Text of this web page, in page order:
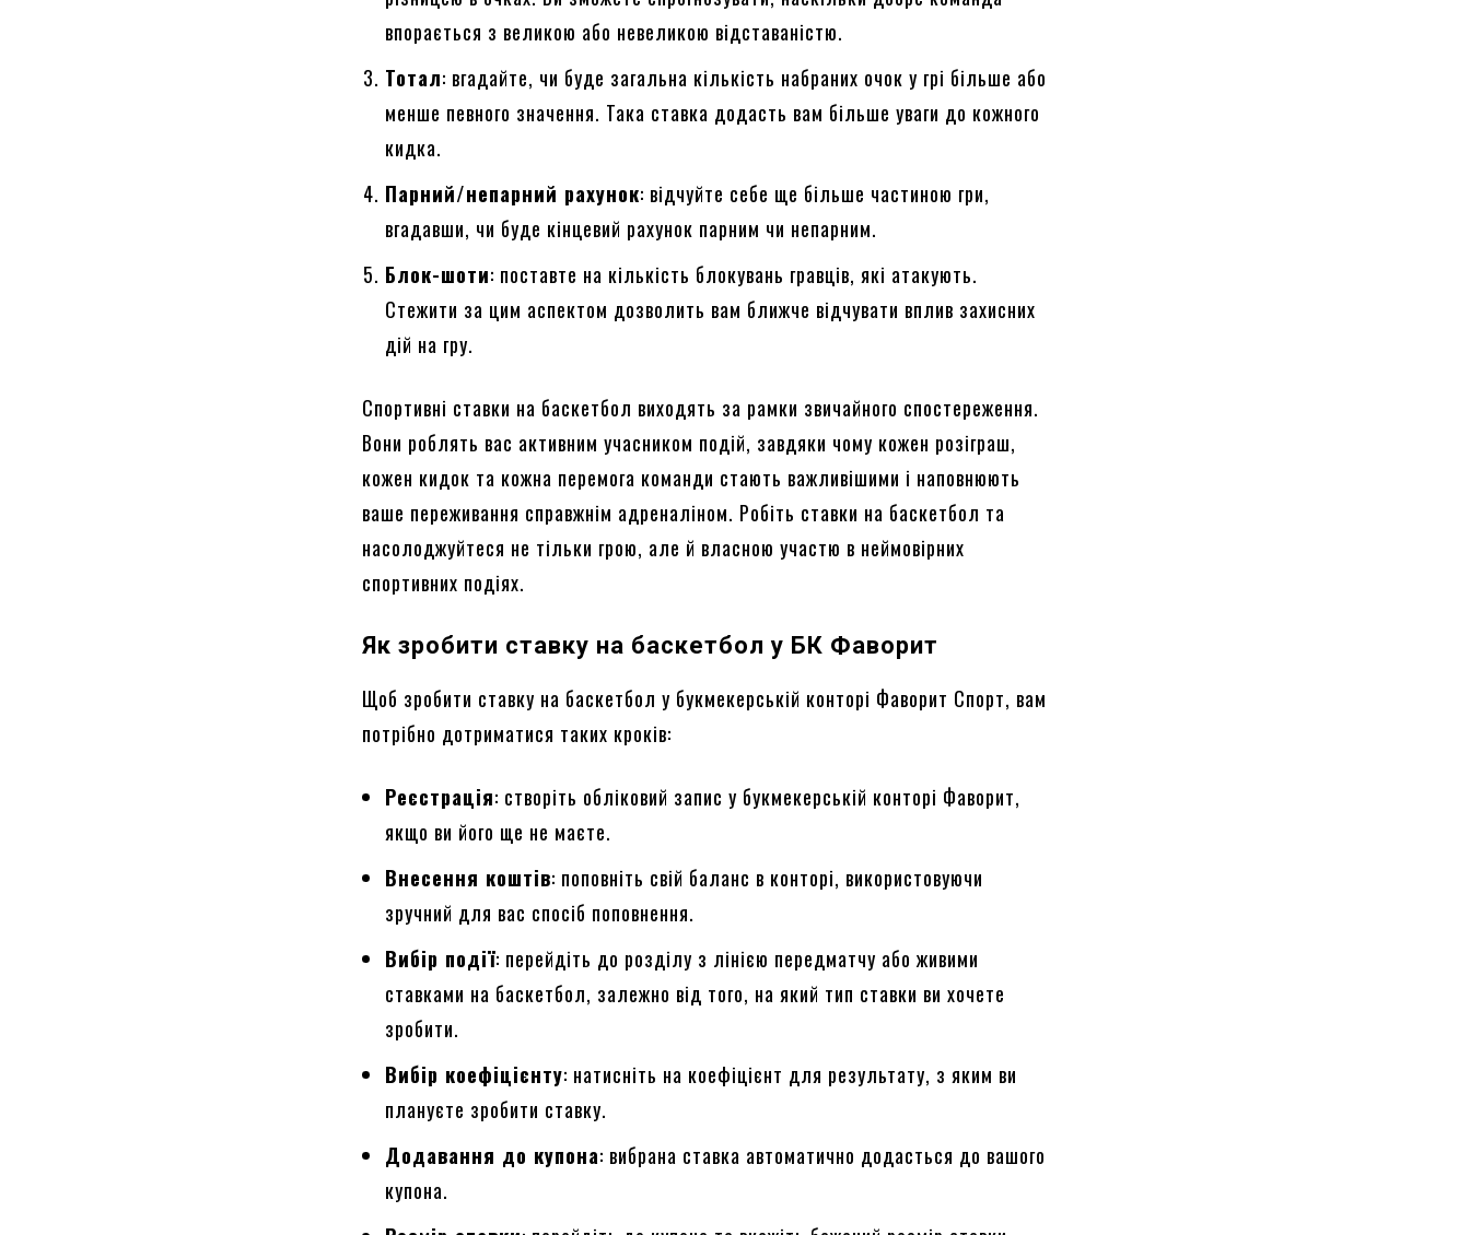
впорається з великою або невеликою відставаністю.
Тотал: вгадайте, чи буде загальна кількість набраних очок у грі більше або
менше певного значення. Така ставка додасть вам більше уваги до кожного
кидка.
Парний/непарний рахунок: відчуйте себе ще більше частиною гри,
вгадавши, чи буде кінцевий рахунок парним чи непарним.
Блок-шоти: поставте на кількість блокувань гравців, які атакують.
Стежити за цим аспектом дозволить вам ближче відчувати вплив захисних
дій на гру.
Спортивні ставки на баскетбол виходять за рамки звичайного спостереження.
Вони роблять вас активним учасником подій, завдяки чому кожен розіграш,
кожен кидок та кожна перемога команди стають важливішими і наповнюють
ваше переживання справжнім адреналіном. Робіть ставки на баскетбол та
насолоджуйтеся не тільки грою, але й власною участю в неймовірних
спортивних подіях.
Як зробити ставку на баскетбол у БК Фаворит
Щоб зробити ставку на баскетбол у букмекерській конторі Фаворит Спорт, вам
потрібно дотриматися таких кроків:
Реєстрація: створіть обліковий запис у букмекерській конторі Фаворит,
якщо ви його ще не маєте.
Внесення коштів: поповніть свій баланс в конторі, використовуючи
зручний для вас спосіб поповнення.
Вибір події: перейдіть до розділу з лінією передматчу або живими
ставками на баскетбол, залежно від того, на який тип ставки ви хочете
зробити.
Вибір коефіцієнту: натисніть на коефіцієнт для результату, з яким ви
плануєте зробити ставку.
Додавання до купона: вибрана ставка автоматично додасться до вашого
купона.